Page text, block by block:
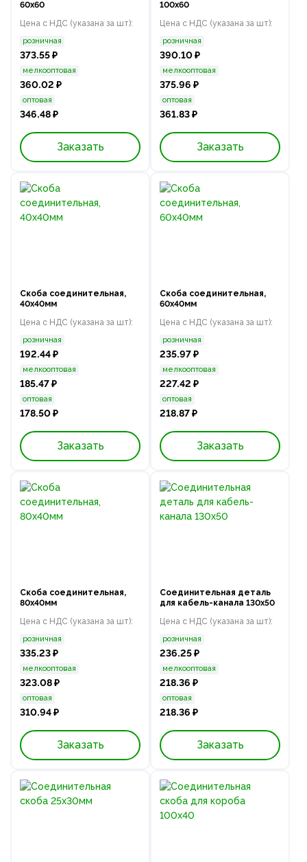
60х60
Цена с НДС (указана за шт):
розничная
373.55 ₽
мелкооптовая
360.02 ₽
оптовая
346.48 ₽
Заказать
100x60
Цена с НДС (указана за шт):
розничная
390.10 ₽
мелкооптовая
375.96 ₽
оптовая
361.83 ₽
Заказать
Скоба соединительная,
40x40мм
Цена с НДС (указана за шт):
розничная
192.44 ₽
мелкооптовая
185.47 ₽
оптовая
178.50 ₽
Заказать
Скоба соединительная,
60x40мм
Цена с НДС (указана за шт):
розничная
235.97 ₽
мелкооптовая
227.42 ₽
оптовая
218.87 ₽
Заказать
Скоба соединительная,
80x40мм
Цена с НДС (указана за шт):
розничная
335.23 ₽
мелкооптовая
323.08 ₽
оптовая
310.94 ₽
Заказать
Соединительная деталь
для кабель-канала 130х50
Цена с НДС (указана за шт):
розничная
236.25 ₽
мелкооптовая
218.36 ₽
оптовая
218.36 ₽
Заказать